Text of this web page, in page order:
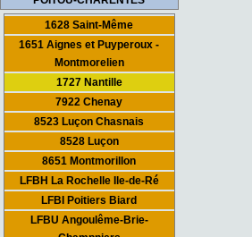
1628 Saint-Même
1651 Aignes et Puyperoux -
Montmorelien
1727 Nantille
7922 Chenay
8523 Luçon Chasnais
8528 Luçon
8651 Montmorillon
LFBH La Rochelle Ile-de-Ré
LFBI Poitiers Biard
LFBU Angoulême-Brie-